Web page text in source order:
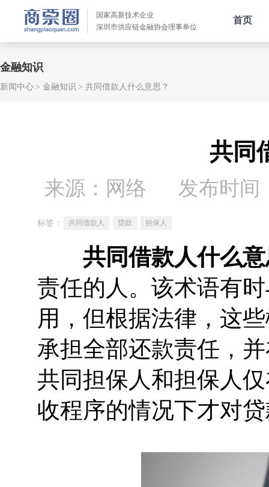
国家高新技术企业
深圳市供应链金融协会理事单位
首页
金融知识
新闻中心 金融知识 共同借款人什么意思？
共同
来源：网络 发布时间
标签： 共同借款人 贷款 担保人
共同借款人什么
责任的人。该术语有
用，但根据法律，这
承担全部还款责任，
共同担保人和担保人
收程序的情况下才对